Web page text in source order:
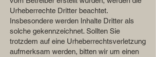
Urheberrechte Dritter beachtet.
Insbesondere werden Inhalte Dritter als
solche gekennzeichnet. Sollten Sie
trotzdem auf eine Urheberrechtsverletzung
aufmerksam werden, bitten wir um einen